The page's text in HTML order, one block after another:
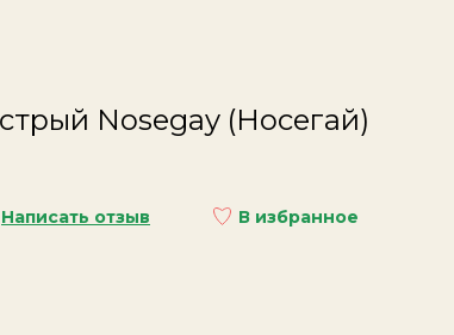
Nosegay (Носегай)
Написать отзыв В избранное